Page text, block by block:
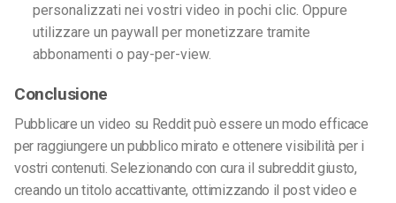
personalizzati nei vostri video in pochi clic. Oppure
utilizzare un paywall per monetizzare tramite
abbonamenti o pay-per-view.
Conclusione
Pubblicare un video su Reddit può essere un modo efficace
per raggiungere un pubblico mirato e ottenere visibilità per i
vostri contenuti. Selezionando con cura il subreddit giusto,
creando un titolo accattivante, ottimizzando il post video e